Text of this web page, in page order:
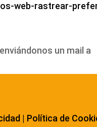
web-rastrear-
un mail a
| Política de